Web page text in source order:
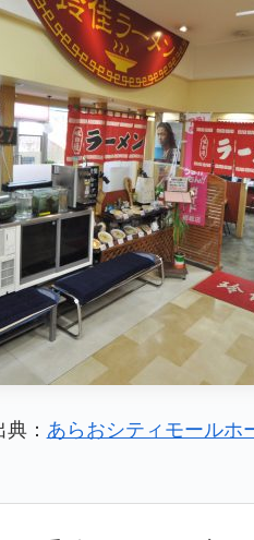
典： あらおシティモールホ